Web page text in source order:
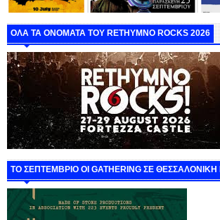
ΟΛΑ ΤΑ ΟΝΟΜΑΤΑ ΤΟΥ RETHYMNO ROCKS 2026
ΤΟ ΣΕΠΤΕΜΒΡΙΟ ΟΙ GATHERING ΣΕ